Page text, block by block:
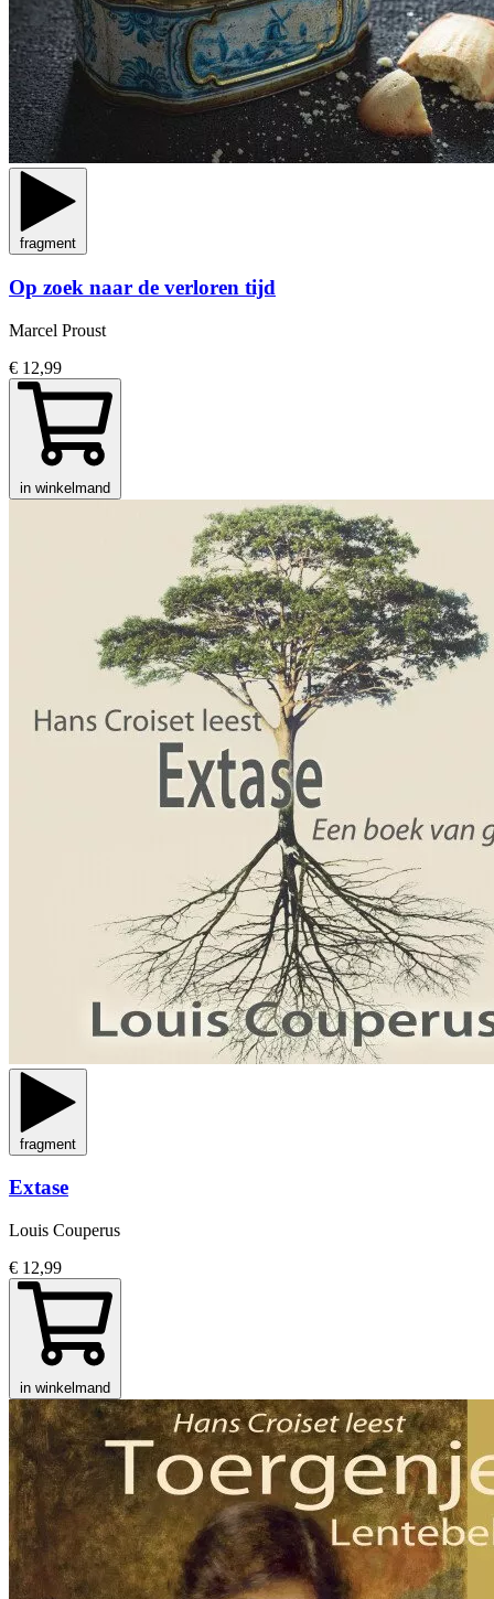
fragment
Op zoek naar de verloren tijd
Marcel Proust
€ 12,99
in winkelmand
fragment
Extase
Louis Couperus
€ 12,99
in winkelmand